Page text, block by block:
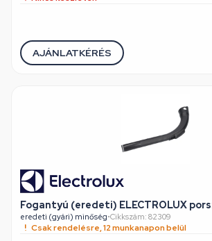
AJÁNLATKÉRÉS
Fogantyú (eredeti) ELECTROLUX
eredeti (gyári) minőség•Cikkszám: 82309
Csak rendelésre, 12 munkanapon belül